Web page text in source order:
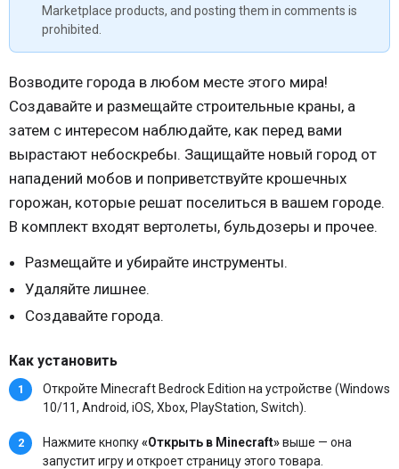
Marketplace products, and posting them in comments is
prohibited.
Возводите города в любом месте этого мира!
Создавайте и размещайте строительные краны, а
затем с интересом наблюдайте, как перед вами
вырастают небоскребы. Защищайте новый город от
нападений мобов и поприветствуйте крошечных
горожан, которые решат поселиться в вашем городе.
В комплект входят вертолеты, бульдозеры и прочее.
Размещайте и убирайте инструменты.
Удаляйте лишнее.
Создавайте города.
Как установить
Откройте Minecraft Bedrock Edition на устройстве (Windows
10/11, Android, iOS, Xbox, PlayStation, Switch).
Нажмите кнопку«Открыть в Minecraft»выше — она
запустит игру и откроет страницу этого товара.